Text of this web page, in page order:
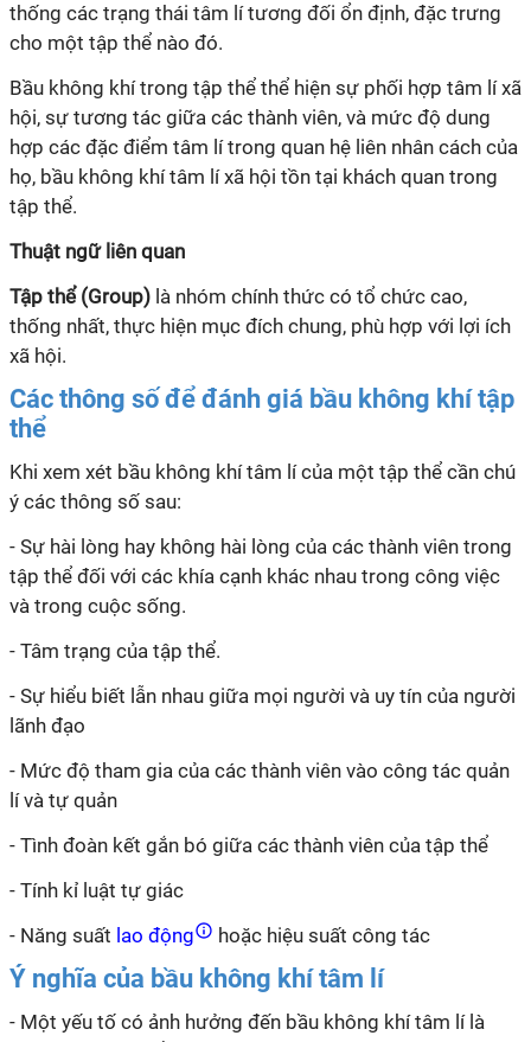
thống các trạng thái tâm lí tương đối ổn định, đặc trưng
cho một tập thể nào đó.
Bầu không khí trong tập thể thể hiện sự phối hợp tâm líxã
hội, sự tương tác giữa các thành viên, và mức độ dung
hợp các đặc điểm tâm lítrong quan hệ liên nhân cách của
họ, bầu không khí tâm líxã hội tồn tại khách quan trong
tập thể.
Thuật ngữ liên quan
Tập thể (Group) là nhóm chính thức có tổ chức cao,
thống nhất, thực hiện mục đích chung, phù hợp với lợi ích
xã hội.
Các thông số để đánh giá bầu không khí tập
thể
Khi xem xét bầu không khí tâm lícủa một tập thể cần chú
ý các thông số sau:
- Sự hài lòng hay không hài lòng của các thành viên trong
tập thể đối với các khía cạnh khác nhau trong công việc
và trong cuộc sống.
- Tâm trạng của tập thể.
- Sự hiểu biết lẫn nhau giữa mọi người và uy tín của người
lãnh đạo
- Mức độ tham gia của các thành viên vào công tác quản
lívà tự quản
- Tình đoàn kết gắn bó giữa các thành viên của tập thể
- Tính kỉ luật tự giác
- Năng suất lao động hoặc hiệu suất công tác
Ý nghĩa của bầu không khí tâm lí
- Một yếu tố có ảnh hưởng đến bầu không khí tâm lílà